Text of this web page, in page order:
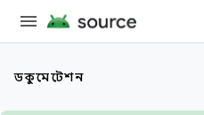
ডকুমেন্টেশন